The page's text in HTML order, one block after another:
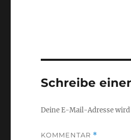
Schreibe
Deine E-Mail-Adresse
KOMMENTAR *